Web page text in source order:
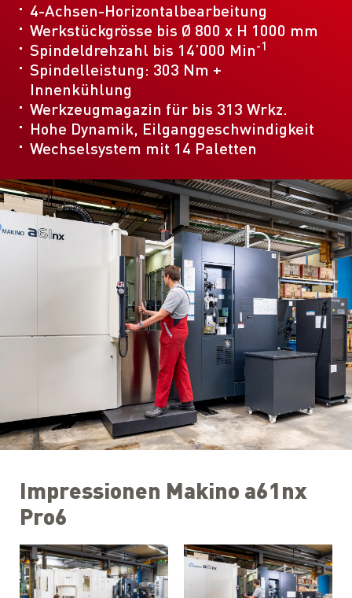
4-Achsen-Horizontalbearbeitung
Werkstückgrösse bis Ø 800 x H 1000 mm
Spindeldrehzahl bis 14’000 Min-1
Spindelleistung: 303 Nm +
Innenkühlung
Werkzeugmagazin für bis 313 Wrkz.
Hohe Dynamik, Eilganggeschwindigkeit
Wechselsystem mit 14 Paletten
Impressionen Makino a61nx
Pro6